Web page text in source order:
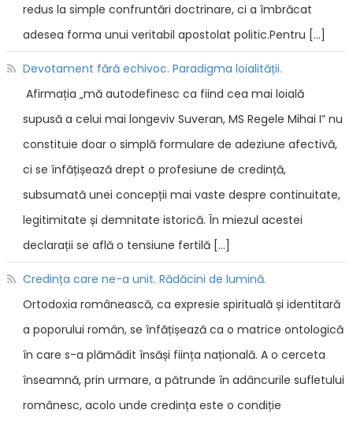
redus la simple confruntări doctrinare, ci a îmbrăcat
adesea forma unui veritabil apostolat politic.Pentru […]
Devotament fără echivoc. Paradigma loialității.
Afirmația „mă autodefinesc ca fiind cea mai loială
supusă a celui mai longeviv Suveran, MS Regele Mihai I” nu
constituie doar o simplă formulare de adeziune afectivă,
ci se înfățișează drept o profesiune de credință,
subsumată unei concepții mai vaste despre continuitate,
legitimitate și demnitate istorică. În miezul acestei
declarații se află o tensiune fertilă […]
Credința care ne-a unit. Rădăcini de lumină.
Ortodoxia românească, ca expresie spirituală și identitară
a poporului român, se înfățișează ca o matrice ontologică
în care s-a plămădit însăși ființa națională. A o cerceta
înseamnă, prin urmare, a pătrunde în adâncurile sufletului
românesc, acolo unde credința este o condiție